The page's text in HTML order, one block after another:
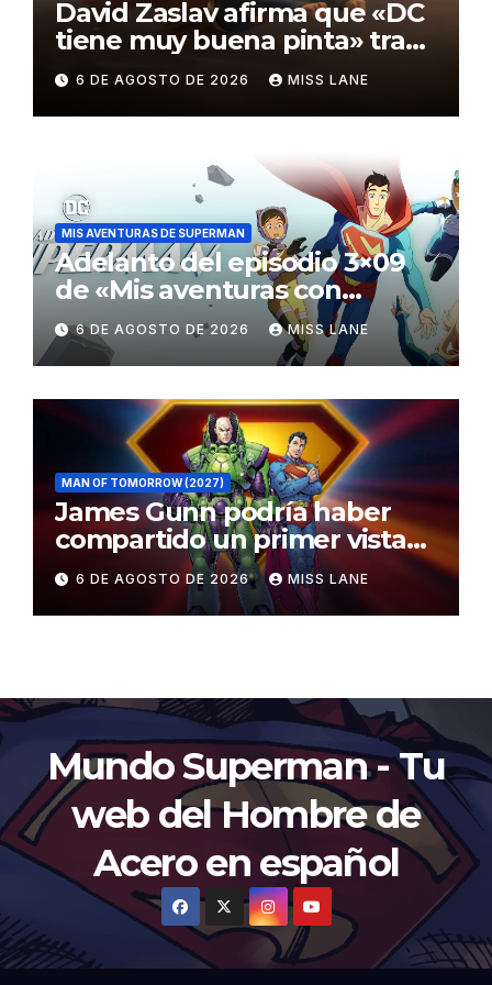
David Zaslav afirma que «DC
tiene muy buena pinta» tras
el fracaso de «Supergirl»
6 DE AGOSTO DE 2026 MISS LANE
MIS AVENTURAS DE SUPERMAN
Adelanto del episodio 3×09
de «Mis aventuras con
Superman»
6 DE AGOSTO DE 2026 MISS LANE
MAN OF TOMORROW (2027)
James Gunn podría haber
compartido un primer vistazo
al traje de Brainiac
6 DE AGOSTO DE 2026 MISS LANE
Mundo Superman - Tu
web del Hombre de
Acero en español